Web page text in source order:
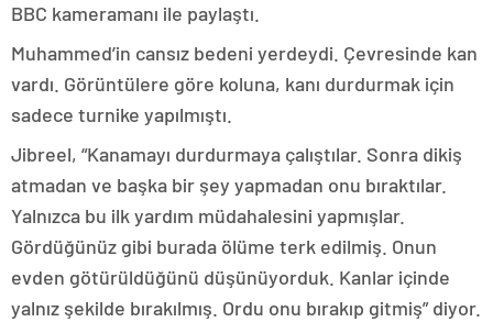
BBC kameramanı ile paylaştı.
Muhammed’in cansız bedeni yerdeydi. Çevresinde kan
vardı. Görüntülere göre koluna, kanı durdurmak için
sadece turnike yapılmıştı.
Jibreel, “Kanamayı durdurmaya çalıştılar. Sonra dikiş
atmadan ve başka bir şey yapmadan onu bıraktılar.
Yalnızca bu ilk yardım müdahalesini yapmışlar.
Gördüğünüz gibi burada ölüme terk edilmiş. Onun
evden götürüldüğünü düşünüyorduk. Kanlar içinde
yalnız şekilde bırakılmış. Ordu onu bırakıp gitmiş” diyor.